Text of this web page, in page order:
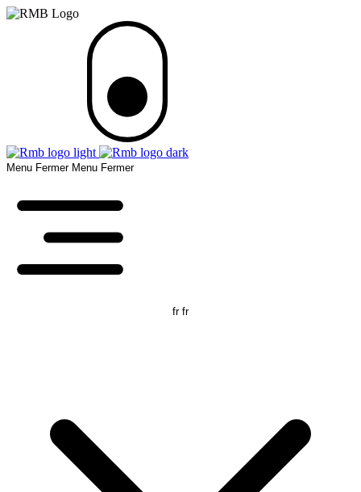
Menu Fermer Menu Fermer
fr fr